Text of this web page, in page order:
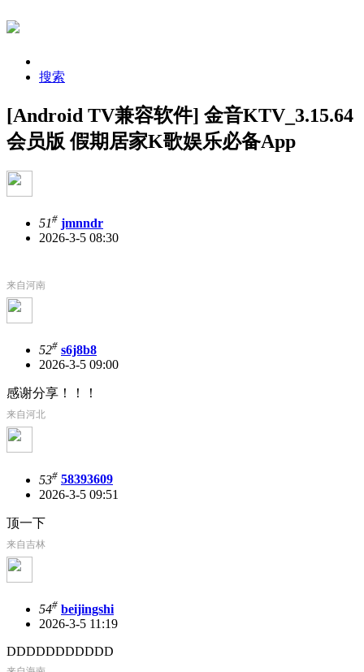
搜索
[Android TV兼容软件] 金音KTV_3.15.64
会员版 假期居家K歌娱乐必备App
51# jmnndr
2026-3-5 08:30
来自河南
52# s6j8b8
2026-3-5 09:00
感谢分享！！！
来自河北
53# 58393609
2026-3-5 09:51
顶一下
来自吉林
54# beijingshi
2026-3-5 11:19
DDDDDDDDDDD